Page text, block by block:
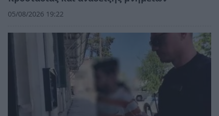
05/08/2026 19:22